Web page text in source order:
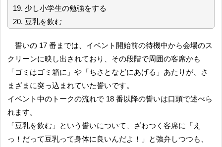
19. 少し小学生の勉強をする
20. 豆乳を飲む
誓いの 17 番までは、イベント開始前の待機中から会場のス
クリーンに映し出されており、その段階で周囲の客席かも
「ゴミはゴミ箱に」や「ちさとなどにあげる」あたりが、さ
まざまに突っ込まれていた誓いです。
イベント中のトークの流れで 18 番以降の誓いは口頭で述べら
れます。
「豆乳を飲む」という誓いについて、ざわつく客席に「え
っ！だって豆乳って身体に良いんだよ！」と強弁しつつも、